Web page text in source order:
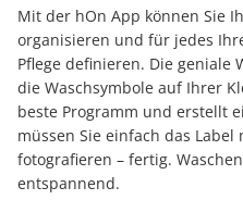
Mit der hOn App können Sie
organisieren und für jedes
Pflege definieren. Die geniale
die Waschsymbole auf Ihrer
beste Programm und erstellt
müssen Sie einfach das
fotografieren – fertig.
entspannend.